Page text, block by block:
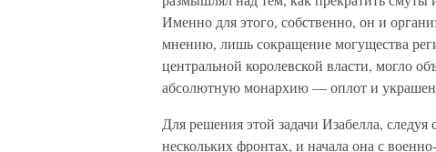
Именно для этого, собственно, он и
мнению, лишь сокращение могущества
центральной королевской власти, могло
абсолютную монархию — оплот и
Для решения этой задачи Изабелла, следуя
нескольких фронтах, и начала она с